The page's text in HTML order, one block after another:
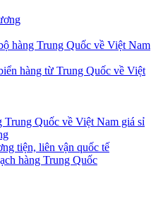
hàng Trung Quốc về Việt Nam
hàng từ Trung Quốc về Việt
Trung Quốc về Việt Nam giá sỉ
tiện, liên vận quốc tế
hàng Trung Quốc